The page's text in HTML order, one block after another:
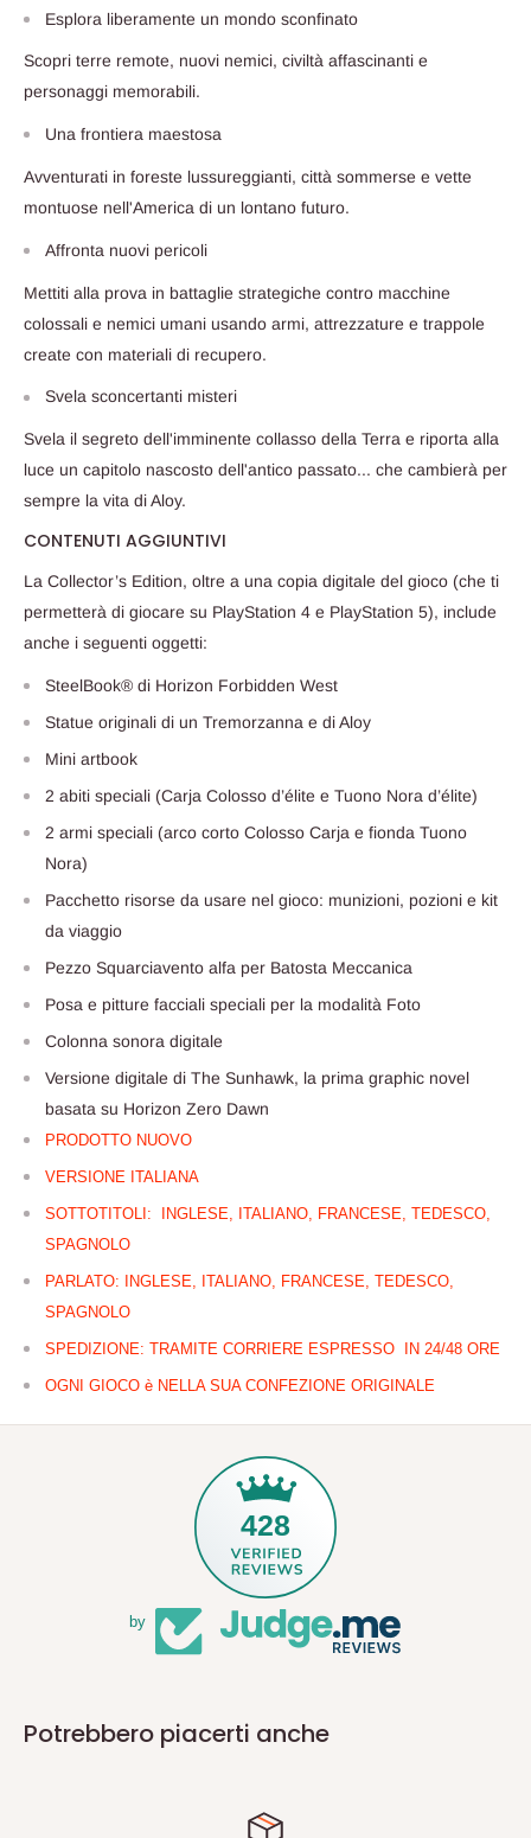
Esplora liberamente un mondo sconfinato
Scopri terre remote, nuovi nemici, civiltà affascinanti e
personaggi memorabili.
Una frontiera maestosa
Avventurati in foreste lussureggianti, città sommerse e vette
montuose nell'America di un lontano futuro.
Affronta nuovi pericoli
Mettiti alla prova in battaglie strategiche contro macchine
colossali e nemici umani usando armi, attrezzature e trappole
create con materiali di recupero.
Svela sconcertanti misteri
Svela il segreto dell'imminente collasso della Terra e riporta alla
luce un capitolo nascosto dell'antico passato... che cambierà per
sempre la vita di Aloy.
CONTENUTI AGGIUNTIVI
La Collector’s Edition, oltre a una copia digitale del gioco (che ti
permetterà di giocare su PlayStation 4 e PlayStation 5), include
anche i seguenti oggetti:
SteelBook® di Horizon Forbidden West
Statue originali di un Tremorzanna e di Aloy
Mini artbook
2 abiti speciali (Carja Colosso d’élite e Tuono Nora d’élite)
2 armi speciali (arco corto Colosso Carja e fionda Tuono
Nora)
Pacchetto risorse da usare nel gioco: munizioni, pozioni e kit
da viaggio
Pezzo Squarciavento alfa per Batosta Meccanica
Posa e pitture facciali speciali per la modalità Foto
Colonna sonora digitale
Versione digitale di The Sunhawk, la prima graphic novel
basata su Horizon Zero Dawn
PRODOTTO NUOVO
VERSIONE ITALIANA
SOTTOTITOLI: INGLESE, ITALIANO, FRANCESE, TEDESCO,
SPAGNOLO
PARLATO: INGLESE, ITALIANO, FRANCESE, TEDESCO,
SPAGNOLO
SPEDIZIONE: TRAMITE CORRIERE ESPRESSO IN 24/48 ORE
OGNI GIOCO è NELLA SUA CONFEZIONE ORIGINALE
428
by
Potrebbero piacerti anche